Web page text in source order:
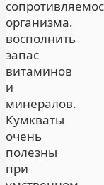
организма.
восполнить
запас
витаминов
и
минералов.
Кумкваты
очень
полезны
при